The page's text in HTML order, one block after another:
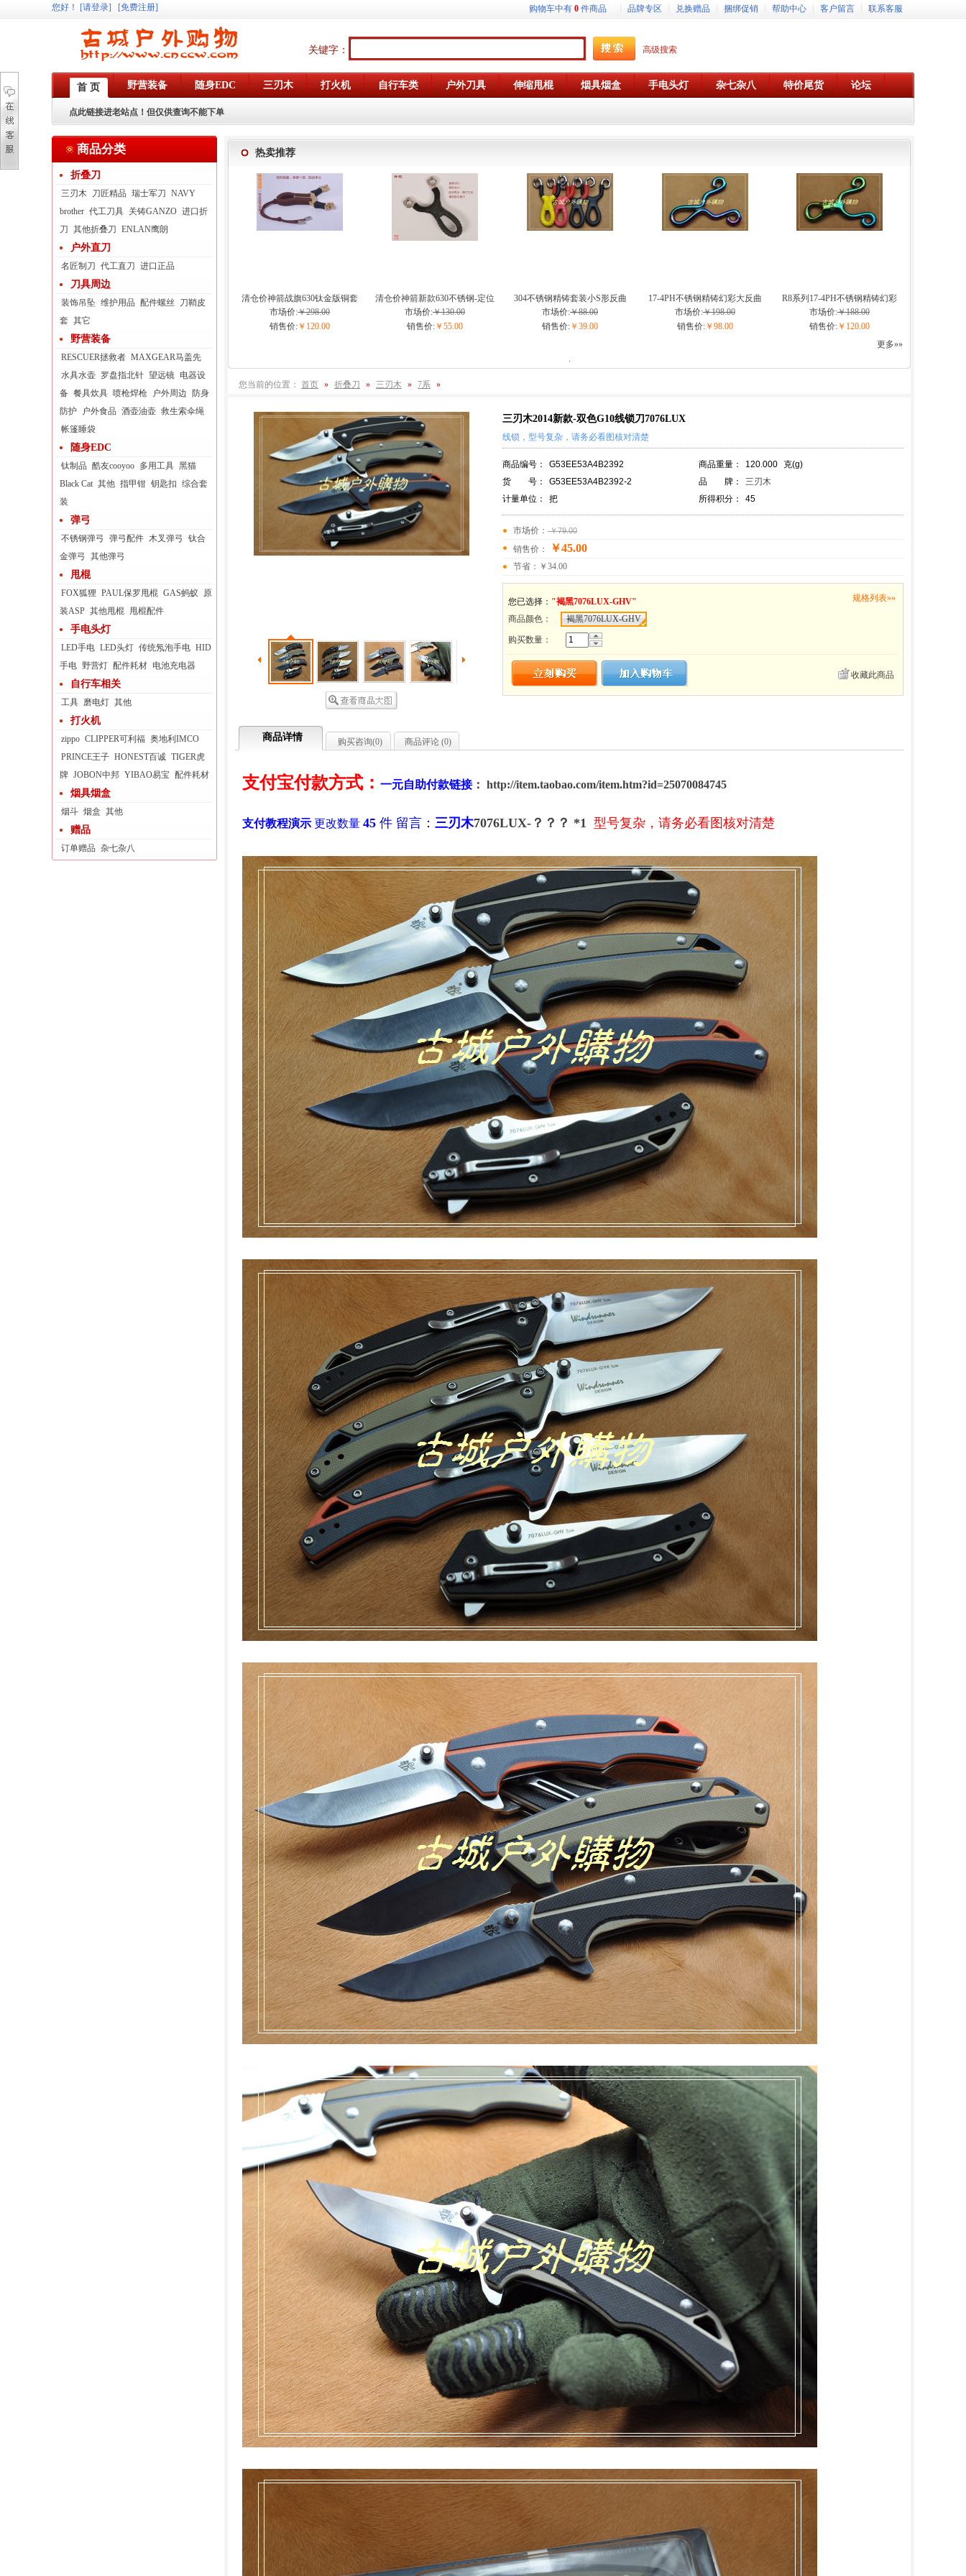
您好 ！ [请登录] [免费注册] 购物车中有 0 件商品 品牌专区 兑换赠品 捆绑促销 帮助中心 客户留言 联系客服
关键字： 高级搜索
首 页 野营装备 随身EDC 三刃木 打火机 自行车类 户外刀具 伸缩甩棍 烟具烟盒 手电头灯 杂七杂八 特价尾货 论坛
点此链接进老站点！但仅供查询不能下单
商品分类
折叠刀
三刃木 刀匠精品 瑞士军刀 NAVY
brother 代工刀具 关铸GANZO 进口折
刀 其他折叠刀 ENLAN鹰朗
户外直刀
名匠制刀 代工直刀 进口正品
刀具周边
装饰吊坠 维护用品 配件螺丝
刀鞘皮
套 其它
野营装备
RESCUER拯救者 MAXGEAR马盖先
水具水壶 罗盘指北针 望远镜 电器设
备 餐具炊具 喷枪焊枪 户外周边
防身
防护
户外食品 酒壶油壶 救生索伞绳
帐篷睡袋
随身EDC
钛制品 酷友cooyoo 多用工具 黑猫
Black Cat 其他 指甲钳 钥匙扣 综合套
装
弹弓
不锈钢弹弓 弹弓配件 木叉弹弓
钛合
金弹弓
其他弹弓
甩棍
FOX狐狸 PAUL保罗甩棍 GAS蚂蚁
原
装ASP 其他甩棍 甩棍配件
手电头灯
LED手电 LED头灯 传统氖泡手电 HID
手电 野营灯 配件耗材 电池充电器
自行车相关
工具 磨电灯 其他
打火机
zippo CLIPPER可利福 奥地利IMCO
PRINCE王子 HONEST百诚 TIGER虎
牌 JOBON中邦 YIBAO易宝 配件耗材
烟具烟盒
烟斗 烟盒 其他
赠品
订单赠品 杂七杂八
热卖推荐
清仓价神箭战旗630钛金版铜套
弓眼反曲球卡六股弹弓
市场价:￥298.00
销售价: ￥120.00
清仓价神箭新款630不锈钢-定位
槽玲珑弹弓
市场价:￥130.00
销售价: ￥55.00
304不锈钢精铸套装小S形反曲
弹弓
市场价:￥88.00
销售价: ￥39.00
17-4PH不锈钢精铸幻彩大反曲
弹弓
市场价:￥198.00
销售价:￥98.00
R8系列17-4PH不锈钢精铸幻彩
弹弓
市场价:￥188.00
销售价:￥120.00
更多»»
.
您当前的位置： 首页 » 折叠刀 » 三刃木 » 7系 »
三刃木2014新款-双色G10线锁刀7076LUX
线锁，型号复杂，请务必看图核对清楚
商品编号： G53EE53A4B2392 商品重量： 120.000 克(g)
货 号：
G53EE53A4B2392-2 品 牌：
三刃木
计量单位：
把 所得积分： 45
市场价： ￥79.00
销售价： ￥45.00
节省：￥34.00
您已选择： "褐黑7076LUX-GHV" 规格列表»»
商品颜色 ： 褐黑7076LUX-GHV
购买数量：
收藏此商品
商品详情 购买咨询(0) 商品评论 (0)
支付宝付款方式： 一元自助付款链接： http://item.taobao.com/item.htm?id=25070084745
支付教程演示 更改数量 45 件 留言： 三刃木7076LUX-？？？ *1 型号复杂，请务必看图核对清楚